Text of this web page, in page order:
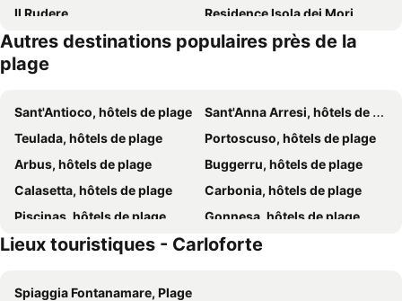
Il Rudere
Residence Isola dei Mori
Autres destinations populaires près de la
plage
Sant'Antioco, hôtels de plage
Sant'Anna Arresi, hôtels de plage
Teulada, hôtels de plage
Portoscuso, hôtels de plage
Arbus, hôtels de plage
Buggerru, hôtels de plage
Calasetta, hôtels de plage
Carbonia, hôtels de plage
Piscinas, hôtels de plage
Gonnesa, hôtels de plage
Iglesias, hôtels de plage
Lieux touristiques - Carloforte
Spiaggia Fontanamare, Plage